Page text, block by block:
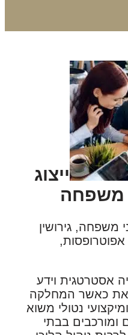
ייצוג
גירושין
אסטרטגית וידע
כאשר המחלקה
נטולי משוא
בבתי